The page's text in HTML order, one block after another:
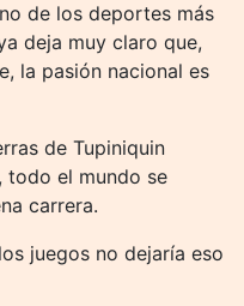
de los deportes más
deja muy claro que,
la pasión nacional es
de Tupiniquin
todo el mundo se
carrera.
juegos no dejaría eso